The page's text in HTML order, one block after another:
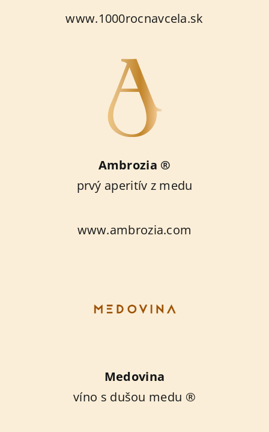
www.1000rocnavcela.sk
Ambrozia ®
prvý aperitív z medu
www.ambrozia.com
Medovina
víno s dušou medu ®